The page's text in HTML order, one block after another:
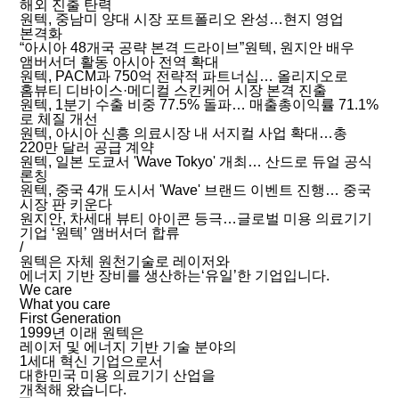
해외 진출 탄력
원텍, 중남미 양대 시장 포트폴리오 완성…현지 영업
본격화
“아시아 48개국 공략 본격 드라이브”원텍, 원지안 배우
앰버서더 활동 아시아 전역 확대
원텍, PACM과 750억 전략적 파트너십… 올리지오로
홈뷰티 디바이스·메디컬 스킨케어 시장 본격 진출
원텍, 1분기 수출 비중 77.5% 돌파… 매출총이익률 71.1%
로 체질 개선
원텍, 아시아 신흥 의료시장 내 서지컬 사업 확대…총
220만 달러 공급 계약
원텍, 일본 도쿄서 'Wave Tokyo' 개최… 산드로 듀얼 공식
론칭
원텍, 중국 4개 도시서 'Wave' 브랜드 이벤트 진행… 중국
시장 판 키운다
원지안, 차세대 뷰티 아이콘 등극…글로벌 미용 의료기기
기업 ‘원텍’ 앰버서더 합류
/
원텍은 자체 원천기술로 레이저와
에너지 기반 장비를 생산하는‘유일’한 기업입니다.
We care
What you care
First Generation
1999년 이래 원텍은
레이저 및 에너지 기반 기술 분야의
1세대 혁신 기업으로서
대한민국 미용 의료기기 산업을
개척해 왔습니다.